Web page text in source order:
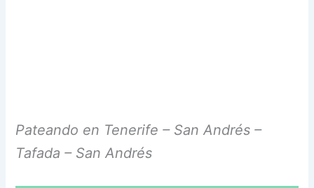
Pateando en Tenerife – San Andrés –
Tafada – San Andrés